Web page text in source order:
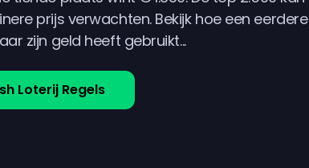
prijs verwachten. Bekijk hoe een eerdere
zijn geld heeft gebruikt...
Loterij Regels